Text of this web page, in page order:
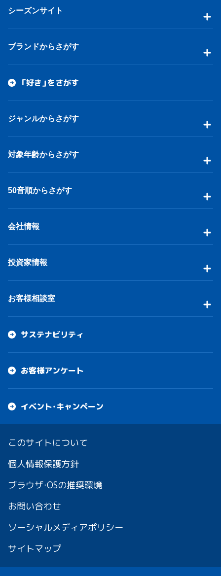
シーズンサイト
ブランドからさがす
「好き」をさがす
ジャンルからさがす
対象年齢からさがす
50音順からさがす
会社情報
投資家情報
お客様相談室
サステナビリティ
お客様アンケート
イベント・キャンペーン
このサイトについて
個人情報保護方針
ブラウザ・OSの推奨環境
お問い合わせ
ソーシャルメディアポリシー
サイトマップ